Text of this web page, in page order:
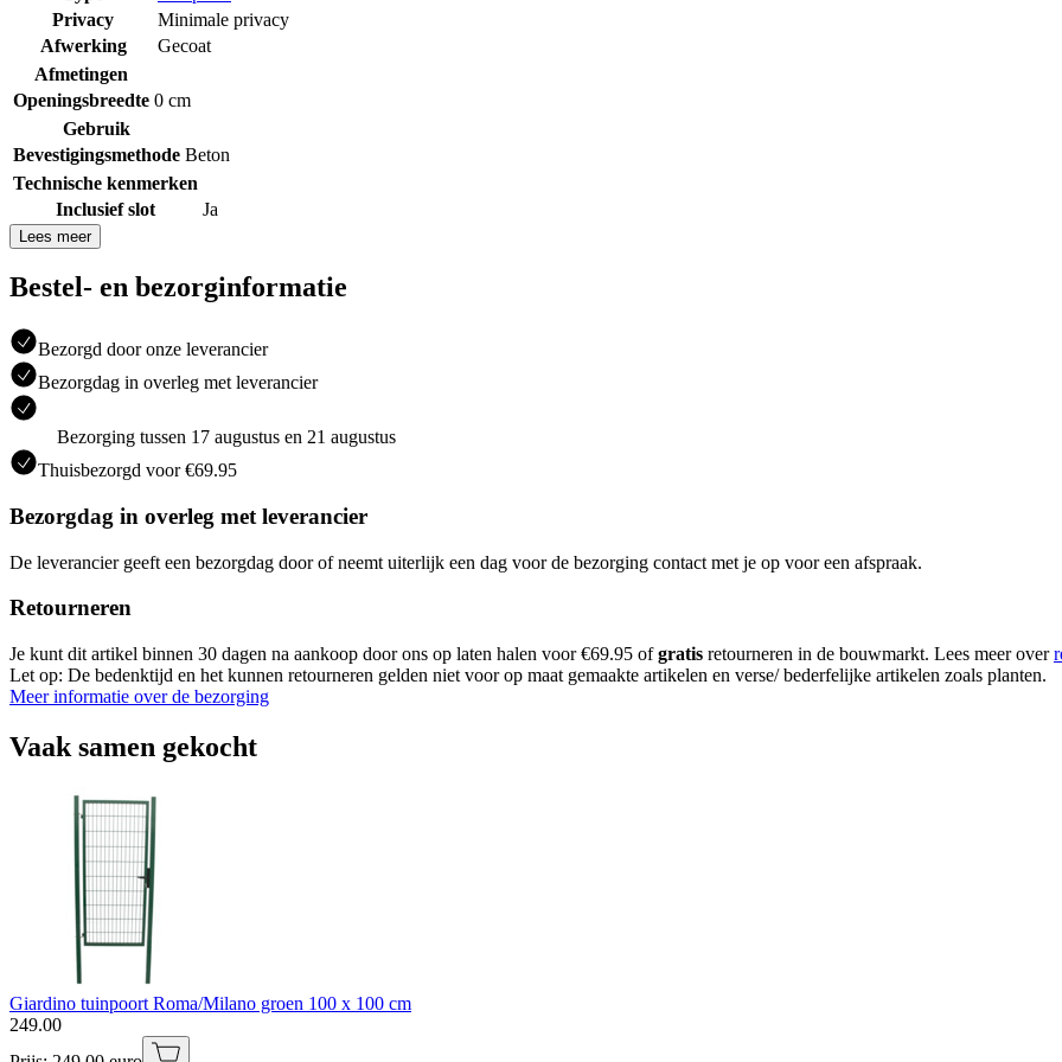
Privacy
Minimale privacy
Afwerking
Gecoat
Afmetingen
Openingsbreedte 0 cm
Gebruik
Bevestigingsmethode Beton
Technische kenmerken
Inclusief slot
Ja
Lees meer
Bestel- en bezorginformatie
Bezorgd door onze leverancier
Bezorgdag in overleg met leverancier
Bezorging tussen 17 augustus en 21 augustus
Thuisbezorgd voor €69.95
Bezorgdag in overleg met leverancier
De leverancier geeft een bezorgdag door of neemt uiterlijk een dag voor de bezorging contact met je op voor een afspraak.
Retourneren
Je kunt dit artikel binnen 30 dagen na aankoop door ons op laten halen voor €69.95 ofgratis retourneren in de bouwmarkt. Lees meer over
Let op: De bedenktijd en het kunnen retourneren gelden niet voor op maat gemaakte artikelen en verse/ bederfelijke artikelen zoals planten.
Meer informatie over de bezorging
Vaak samen gekocht
Giardino tuinpoort Roma/Milano groen 100 x 100 cm
249.00